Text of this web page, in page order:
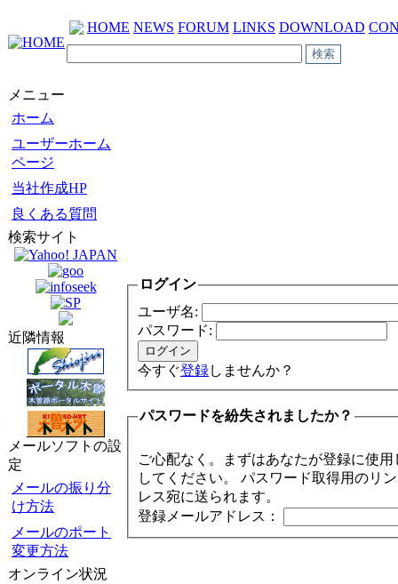
HOME NEWS FORUM LINKS DOWNLOAD
メニュー
ホーム
ユーザーホーム
ページ
当社作成HP
良くある質問
検索サイト
近隣情報
メールソフトの設
定
メールの振り分
け方法
メールのポート
変更方法
オンライン状況
ログイン
ユーザ名:
パスワード:
今すぐ登録しませんか？
パスワードを紛失されましたか？
ご心配なく。まずはあなたが登録に使
してください。 パスワード取得用のリ
レス宛に送られます。
登録メールアドレス：